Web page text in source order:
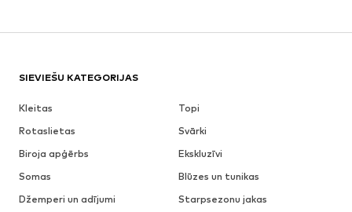
SIEVIEŠU KATEGORIJAS
Kleitas
Topi
Rotaslietas
Svārki
Biroja apģērbs
Ekskluzīvi
Somas
Blūzes un tunikas
Džemperi un adījumi
Starpsezonu jakas